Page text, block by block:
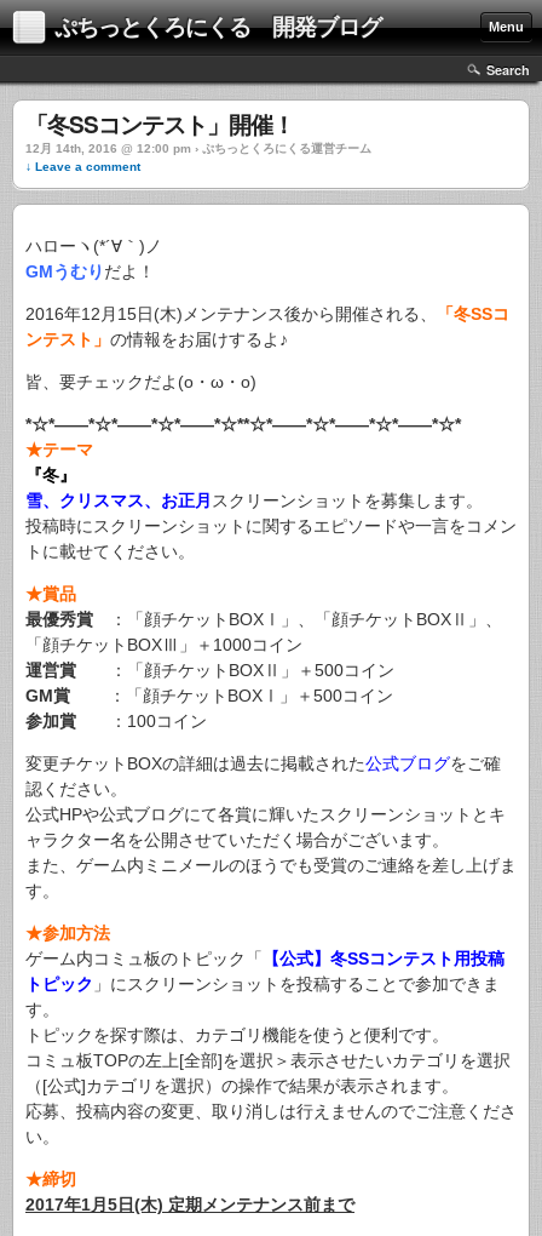
ぷちっとくろにくる 開発ブログ Menu
Search
「冬SSコンテスト」開催！
12月 14th, 2016 @ 12:00 pm › ぷちっとくろにくる運営チーム
↓ Leave a comment
ハローヽ(*´∀｀)ノ
GMうむり だよ！
2016年12月15日(木)メンテナンス後から開催される、
「冬SSコ
ンテスト」 の情報をお届けするよ♪
皆、要チェックだよ(o・ω・o)
*☆*――*☆*――*☆*――*☆**☆*――*☆*――*☆*――*☆*
★テーマ
『冬』
雪、クリスマス、お正月 スクリーンショットを募集します。
投稿時にスクリーンショットに関するエピソードや一言をコメン
トに載せてください。
★賞品
最優秀賞
：「顔チケットBOXⅠ」、「顔チケットBOXⅡ」、
「顔チケットBOXⅢ」＋1000コイン
運営賞 ：「顔チケットBOXⅡ」＋500コイン
GM賞
：「顔チケットBOXⅠ」＋500コイン
参加賞 ：100コイン
変更チケットBOXの詳細は過去に掲載された公式ブログをご確
認ください。
公式HPや公式ブログにて各賞に輝いたスクリーンショットとキ
ャラクター名を公開させていただく場合がございます。
また、ゲーム内ミニメールのほうでも受賞のご連絡を差し上げま
す。
★参加方法
ゲーム内コミュ板のトピック「
【公式】冬SSコンテスト用投稿
トピック 」にスクリーンショットを投稿することで参加できま
す。
トピックを探す際は、カテゴリ機能を使うと便利です。
コミュ板TOPの左上[全部]を選択＞表示させたいカテゴリを選択
（[公式]カテゴリを選択）の操作で結果が表示されます。
応募、投稿内容の変更、取り消しは行えませんのでご注意くださ
い。
★締切
2017年1月5日(木) 定期メンテナンス前まで